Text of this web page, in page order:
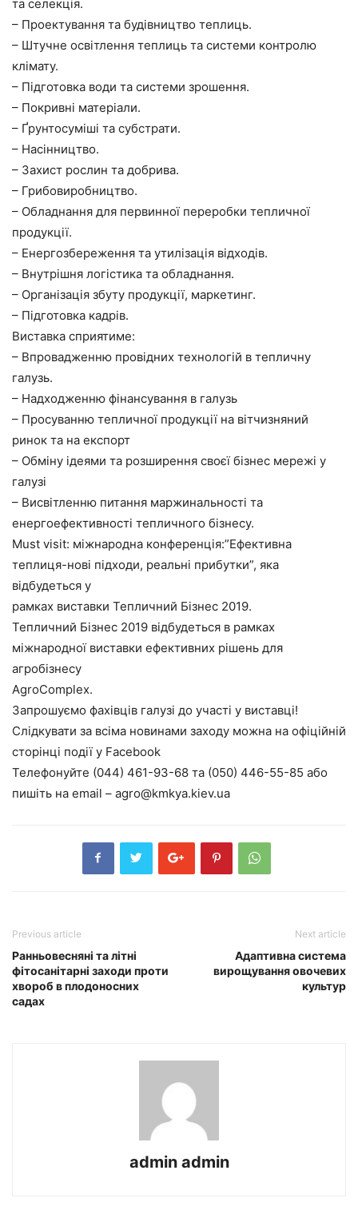
та селекція.
– Проектування та будівництво теплиць.
– Штучне освітлення теплиць та системи контролю
клімату.
– Підготовка води та системи зрошення.
– Покривні матеріали.
– Ґрунтосуміші та субстрати.
– Насінництво.
– Захист рослин та добрива.
– Грибовиробництво.
– Обладнання для первинної переробки тепличної
продукції.
– Енергозбереження та утилізація відходів.
– Внутрішня логістика та обладнання.
– Організація збуту продукції, маркетинг.
– Підготовка кадрів.
Виставка сприятиме:
– Впровадженню провідних технологій в тепличну
галузь.
– Надходженню фінансування в галузь
– Просуванню тепличної продукції на вітчизняний
ринок та на експорт
– Обміну ідеями та розширення своєї бізнес мережі у
галузі
– Висвітленню питання маржинальності та
енергоефективності тепличного бізнесу.
Must visit: міжнародна конференція:”Ефективна
теплиця-нові підходи, реальні прибутки”, яка
відбудеться у
рамках виставки Тепличний Бізнес 2019.
Тепличний Бізнес 2019 відбудеться в рамках
міжнародної виставки ефективних рішень для
агробізнесу
AgroComplex.
Запрошуємо фахівців галузі до участі у виставці!
Слідкувати за всіма новинами заходу можна на офіційній
сторінці події у Facebook
Телефонуйте (044) 461-93-68 та (050) 446-55-85 aбо
пишіть на email – agro@kmkya.kiev.ua
Previous article
Ранньовесняні та літні
фітосанітарні заходи проти
хвороб в плодоносних
садах
Next article
Адаптивна система
вирощування овочевих
культур
admin admin